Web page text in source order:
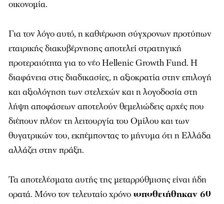
οικονομία.
Για τον λόγο αυτό, η καθιέρωση σύγχρονων προτύπων
εταιρικής διακυβέρνησης αποτελεί στρατηγική
προτεραιότητα για το νέο Hellenic Growth Fund. Η
διαφάνεια στις διαδικασίες, η αξιοκρατία στην επιλογή
και αξιολόγηση των στελεχών και η λογοδοσία στη
λήψη αποφάσεων αποτελούν θεμελιώδεις αρχές που
διέπουν πλέον τη λειτουργία του Ομίλου και των
θυγατρικών του, εκπέμποντας το μήνυμα ότι η Ελλάδα
αλλάζει στην πράξη.
Τα αποτελέσματα αυτής της μεταρρύθμισης είναι ήδη
ορατά. Μόνο τον τελευταίο χρόνο τοποθετήθηκαν 60